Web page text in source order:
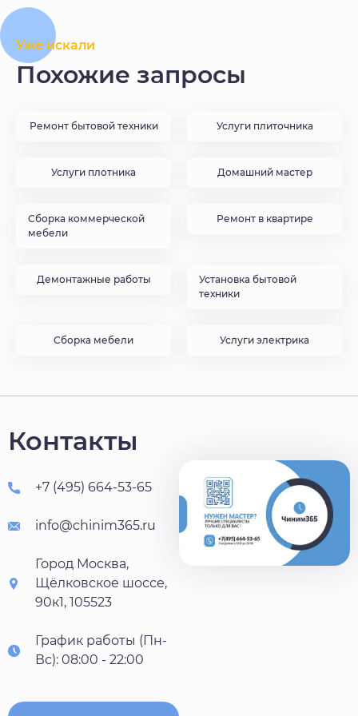
Уже искали
Похожие запросы
Ремонт бытовой техники Услуги плиточника
Услуги плотника Домашний мастер
Сборка коммерческой
мебели
Ремонт в квартире
Демонтажные работы
Установка бытовой
техники
Сборка мебели Услуги электрика
Контакты
+7 (495) 664-53-65
info@chinim365.ru
Город Москва,
Щёлковское шоссе,
90к1, 105523
График работы (Пн-
Вс): 08:00 - 22:00